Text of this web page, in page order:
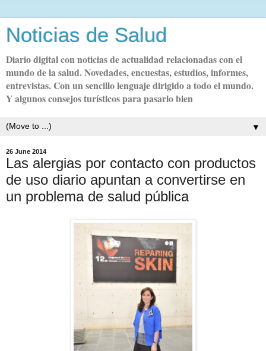
Noticias de Salud
Diario digital con noticias de actualidad relacionadas con el
mundo de la salud. Novedades, encuestas, estudios, informes,
entrevistas. Con un sencillo lenguaje dirigido a todo el mundo.
Y algunos consejos turísticos para pasarlo bien
▼
26 June 2014
Las alergias por contacto con productos
de uso diario apuntan a convertirse en
un problema de salud pública